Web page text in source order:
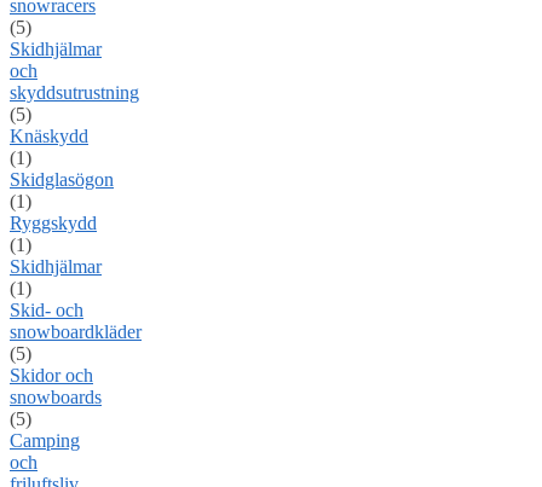
snowracers
(5)
Skidhjälmar
och
skyddsutrustning
(5)
Knäskydd
(1)
Skidglasögon
(1)
Ryggskydd
(1)
Skidhjälmar
(1)
Skid- och
snowboardkläder
(5)
Skidor och
snowboards
(5)
Camping
och